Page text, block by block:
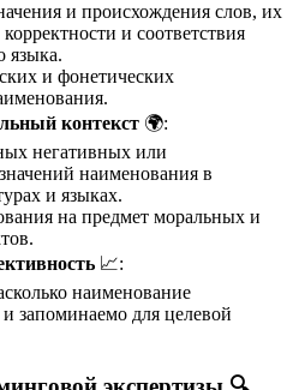
и происхождения слов, их
и соответствия
языка.
и фонетических
контекст 🌍:
негативных или
наименования в
и языках.
на предмет моральных и
📈:
наименование
запоминаемо для целевой